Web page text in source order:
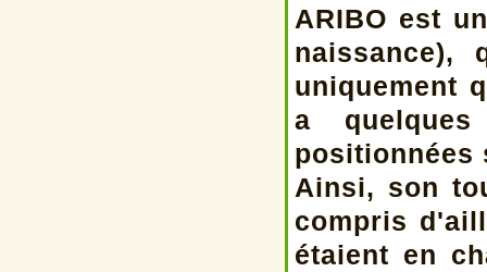
ARIBO est
uniquement
a quelques
positionnées
Ainsi, son
compris
étaient en